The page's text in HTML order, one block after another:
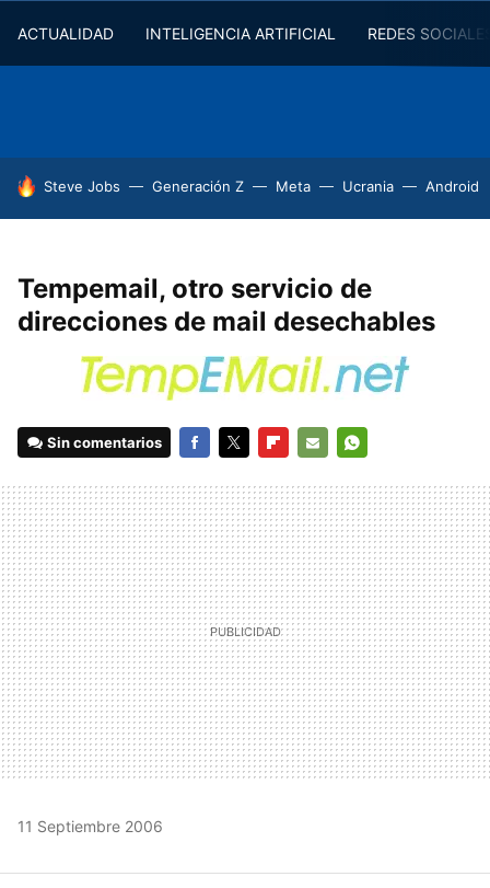
ACTUALIDAD INTELIGENCIA ARTIFICIAL REDES
HOY SE HABLA DE
Steve Jobs Generación Z Meta Ucrania Android
Tempemail, otro servicio de
direcciones de mail desechables
Sin comentarios
MAIL
11 Septiembre 2006